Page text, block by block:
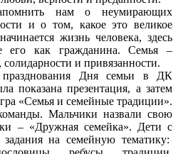
нам о неумирающих
и о том, какое это великое
жизнь человека, здесь
его как гражданина. Семья –
и привязанности.
Дня семьи в ДК
показана презентация, а затем
«Семья и семейные традиции».
Мальчики назвали свою
– «Дружная семейка». Дети с
на семейную тематику: